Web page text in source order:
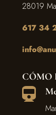
28019
617 34
CÓMO
